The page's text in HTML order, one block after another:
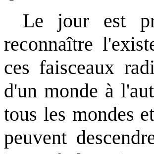
Le jour est
reconnaître
ces faisceaux
d'un monde à
tous les mondes
peuvent